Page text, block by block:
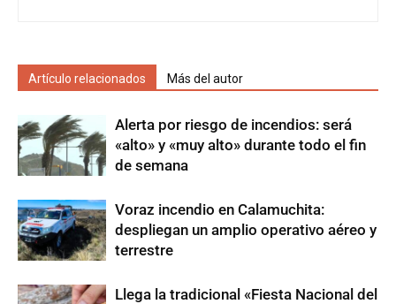
Artículo relacionados Más del autor
Alerta por riesgo de incendios: será
«alto» y «muy alto» durante todo el fin
de semana
Voraz incendio en Calamuchita:
despliegan un amplio operativo aéreo y
terrestre
Llega la tradicional «Fiesta Nacional del